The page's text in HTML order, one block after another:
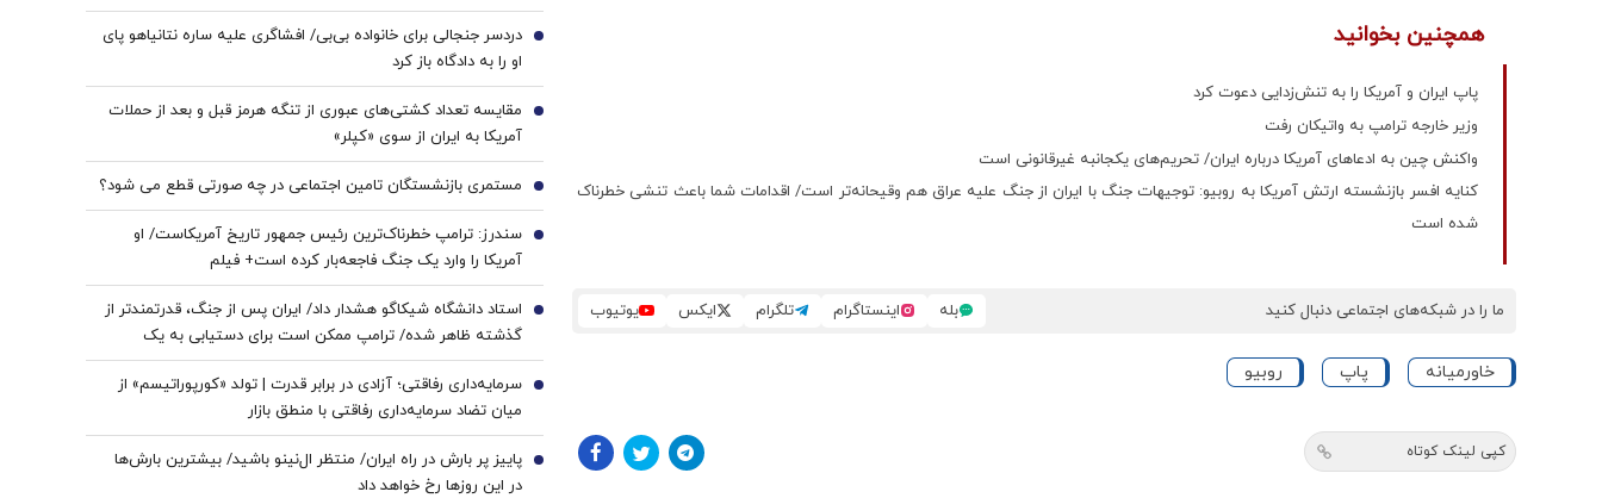
همچنین بخوانید
پاپ ایران و آمریکا را به تنش‌زدایی دعوت کرد
وزیر خارجه ترامپ به واتیکان رفت
واکنش چین به ادعاهای آمریکا درباره ایران/ تحریم‌های یکجانبه غیرقانونی است
کنایه افسر بازنشسته ارتش آمریکا به روبیو: توجیهات جنگ با ایران از جنگ علیه عراق هم وقیحانه‌تر است/ اقدامات شما باعث تنشی خطرناک
شده است
ما را در شبکه‌های اجتماعی دنبال کنید بله اینستاگرام تلگرام ایکس یوتیوب
خاورمیانه پاپ روبیو
کپی لینک کوتاه
دردسر جنجالی برای خانواده بی‌بی/ افشاگری علیه ساره نتانیاهو پای
او را به دادگاه باز کرد
2
مقایسه تعداد کشتی‌های عبوری از تنگه هرمز قبل و بعد از حملات
آمریکا به ایران از سوی «کپلر»
3
مستمری بازنشستگان تامین اجتماعی در چه صورتی قطع می شود؟ 4
سندرز: ترامپ خطرناک‌ترین رئیس جمهور تاریخ آمریکاست/ او
آمریکا را وارد یک جنگ فاجعه‌بار کرده است+ فیلم
5
استاد دانشگاه شیکاگو هشدار داد/ ایران پس از جنگ، قدرتمندتر از
گذشته ظاهر شده/ ترامپ ممکن است برای دستیابی به یک
پیروزی نمادین پیش از انتخابات میان‌دوره‌ای کنگره، به عملیات
زمینی روی بیاورد
6
سرمایه‌داری رفاقتی؛ آزادی در برابر قدرت | تولد «کورپوراتیسم» از
میان تضاد سرمایه‌داری رفاقتی با منطق بازار
7
پاییز پر بارش در راه ایران/ منتظر ال‌نینو باشید/ بیشترین بارش‌ها
در این روزها رخ خواهد داد
8